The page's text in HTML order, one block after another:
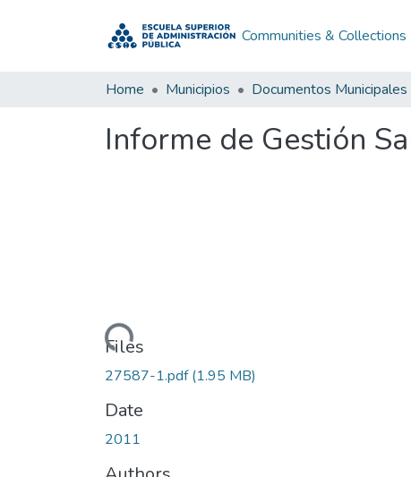
Communities & Collections
Home Municipios Documentos Municipales
Informe de Gestión
Loading...
Files
27587-1.pdf(1.95 MB)
Date
2011